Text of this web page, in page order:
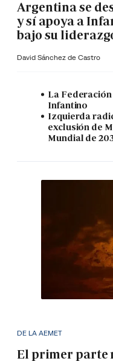
Argentina se
y sí apoya a
bajo su
David Sánchez de Castro
La
Infantino
Izquierda
exclusión de
Mundial de
DE LA AEMET
El primer parte